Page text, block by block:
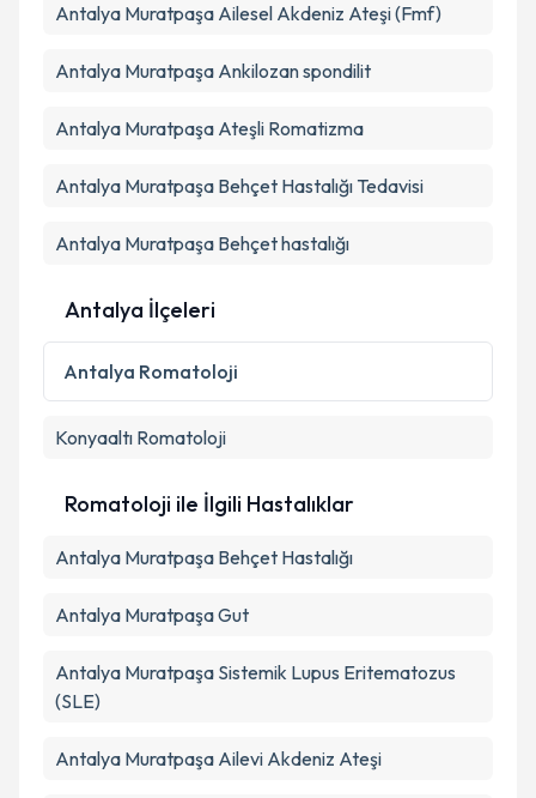
Metni'ni okudum ve kişisel verilerimin belirtilen
Antalya Muratpaşa Ailesel Akdeniz Ateşi (Fmf)
Antalya Muratpaşa Ankilozan spondilit
Antalya Muratpaşa Ateşli Romatizma
Antalya Muratpaşa Behçet Hastalığı Tedavisi
Antalya Muratpaşa Behçet hastalığı
Antalya İlçeleri
Antalya Romatoloji
Konyaaltı Romatoloji
Romatoloji ile İlgili Hastalıklar
Antalya Muratpaşa Behçet Hastalığı
Antalya Muratpaşa Gut
Antalya Muratpaşa Sistemik Lupus Eritematozus
(SLE)
Antalya Muratpaşa Ailevi Akdeniz Ateşi